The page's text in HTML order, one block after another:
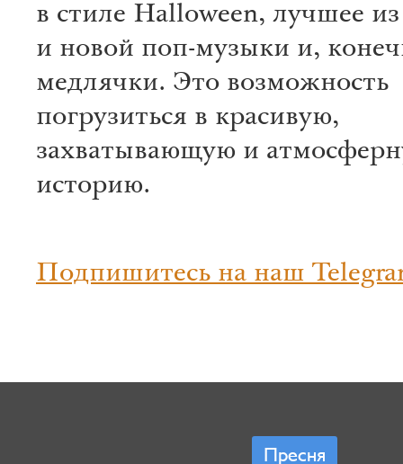
в стиле Halloween, лучшее из
и новой поп-музыки и,
медлячки. Это возможность
погрузиться в красивую,
захватывающую и
историю.
Подпишитесь на наш
Пресня